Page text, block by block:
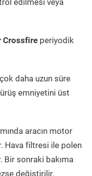
edilmesi veya
Crossfire periyodik
daha uzun süre
emniyetini üst
aracın motor
Hava filtresi ile polen
sonraki bakıma
değiştirilir.